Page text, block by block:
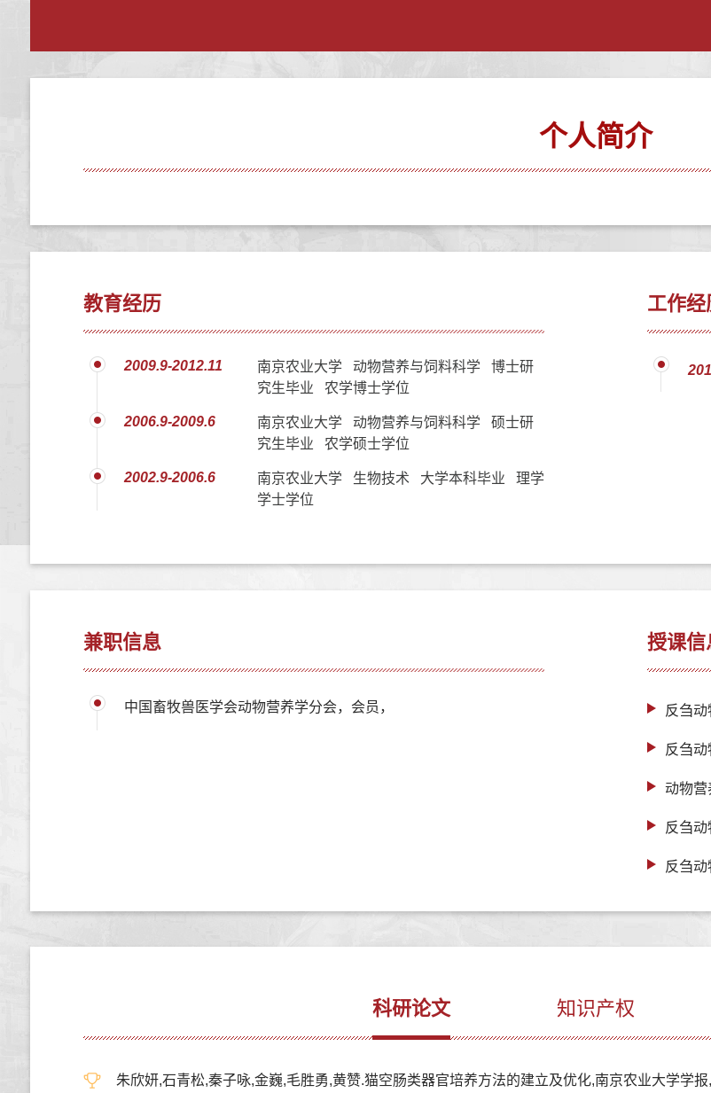
个人简介
教育经历
2009.9-2012.11
南京农业大学 动物营养与饲料科学 博士研
究生毕业 农学博士学位
2006.9-2009.6
南京农业大学 动物营养与饲料科学 硕士研
究生毕业 农学硕士学位
2002.9-2006.6
南京农业大学 生物技术 大学本科毕业 理学
学士学位
工作经
兼职信息
中国畜牧兽医学会动物营养学分会，会员，
授课信
反刍
反刍
动物营
反刍
反刍
科研论文 知识产权
朱欣妍,石青松,秦子咏,金巍,毛胜勇,黄赞.猫空肠类器官培养方法的建立及优化,南京农业大学学